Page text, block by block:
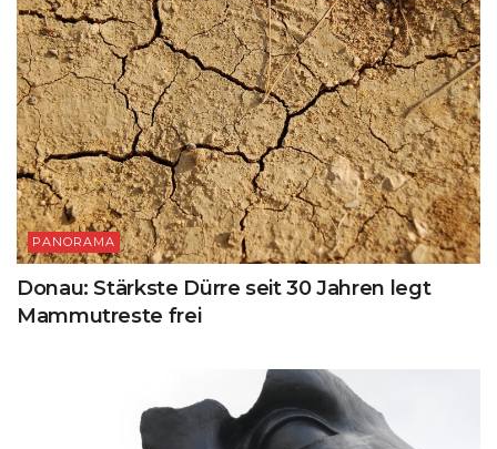
PANORAMA
Donau: Stärkste Dürre seit 30 Jahren legt
Mammutreste frei